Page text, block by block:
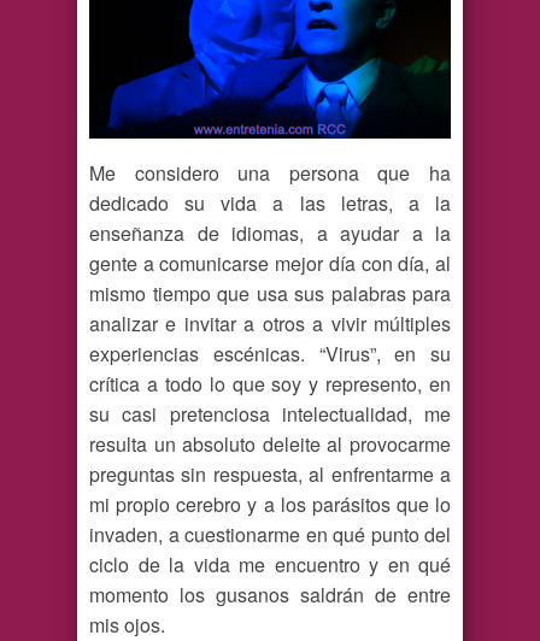
Me considero una persona que ha
dedicado su vida a las letras, a la
enseñanza de idiomas, a ayudar a la
gente a comunicarse mejor día con día, al
mismo tiempo que usa sus palabras para
analizar e invitar a otros a vivir múltiples
experiencias escénicas. “Virus”, en su
crítica a todo lo que soy y represento, en
su casi pretenciosa intelectualidad, me
resulta un absoluto deleite al provocarme
preguntas sin respuesta, al enfrentarme a
mi propio cerebro y a los parásitos que lo
invaden, a cuestionarme en qué punto del
ciclo de la vida me encuentro y en qué
momento los gusanos saldrán de entre
mis ojos.